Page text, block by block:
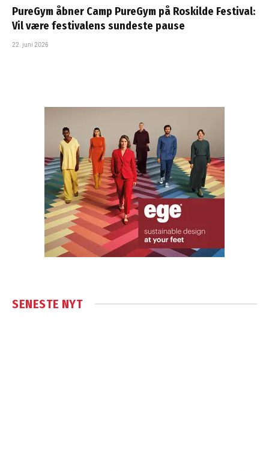
PureGym åbner Camp PureGym på Roskilde Festival:
Vil være festivalens sundeste pause
22. juni 2026
SENESTE NYT